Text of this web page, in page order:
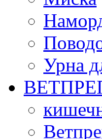
Урна